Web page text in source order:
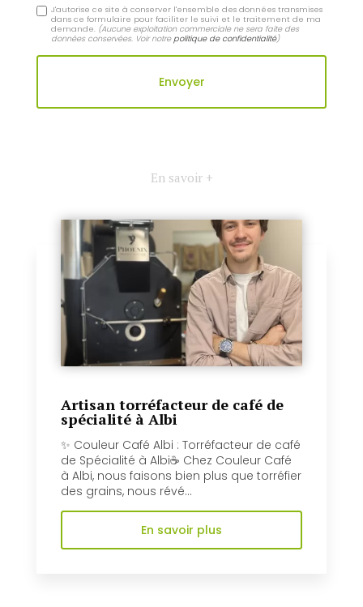
J'autorise ce site à conserver l'ensemble des données transmises
dans ce formulaire pour faciliter le suivi et le traitement de ma
demande. (Aucune exploitation commerciale ne sera faite des
données conservées. Voir notrepolitique de confidentialité)
En savoir +
Artisan torréfacteur de café de
spécialité à Albi
✨ Couleur Café Albi : Torréfacteur de café
de Spécialité à Albi☕️ Chez Couleur Café
à Albi, nous faisons bien plus que torréfier
des grains, nous révé...
En savoir plus